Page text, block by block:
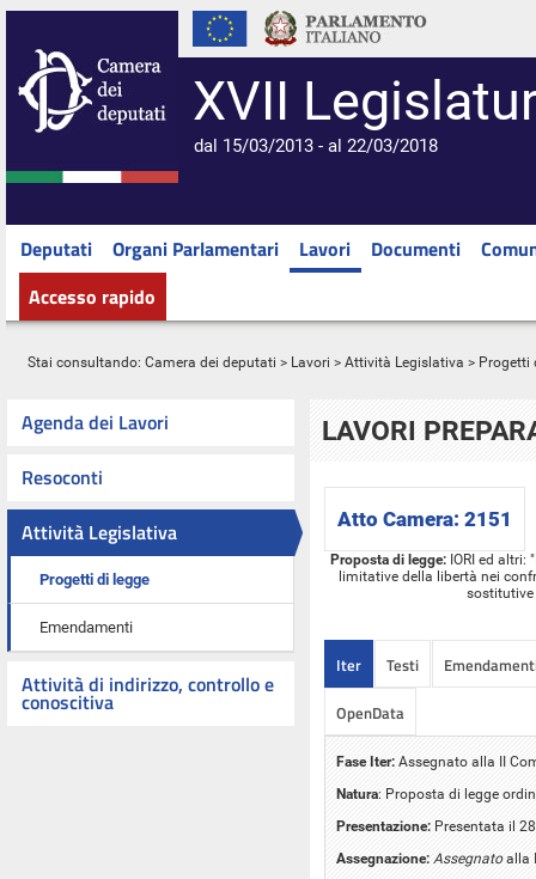
XVII
dal 15/03/2013 - al 22/03/2018
Deputati Organi Parlamentari Lavori Documenti
Accesso rapido
Stai consultando: Camera dei deputati > Lavori > Attività Legislativa > Progetti
Agenda dei Lavori
Resoconti
Attività Legislativa
Progetti di legge
Emendamenti
Attività di indirizzo, controllo e
conoscitiva
LAVORI
Atto Camera: 2151
Proposta di legge:IORI ed altri:
limitative della libertà nei
sostitutive
Iter Testi
OpenData
Fase Iter: Assegnato alla II
Natura: Proposta di legge
Presentazione: Presentata il
Assegnazione: Assegnatoalla